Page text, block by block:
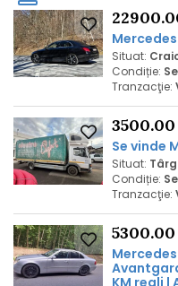
Mercedes
Situat:
Condiție:
Tranzacţie:
Se vinde
Situat:
Condiție:
Tranzacţie:
Mercedes
KM reali |